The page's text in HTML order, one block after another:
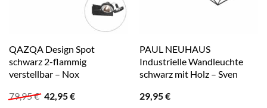
QAZQA Design Spot
schwarz 2-flammig
verstellbar – Nox
79,95€ Ursprünglicher
42,95€Aktueller
PAUL NEUHAUS
Industrielle Wandleuchte
schwarz mit Holz – Sven
29,95€